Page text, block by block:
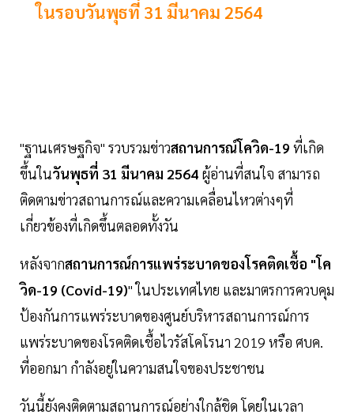
ในรอบวันพุธที่ 31 มีนาคม 2564
"ฐานเศรษฐกิจ" รวบรวมข่าวสถานการณ์โควิด-19 ที่เกิด
ขึ้นในวันพุธที่ 31 มีนาคม 2564 ผู้อ่านที่สนใจ สามารถ
ติดตามข่าวสถานการณ์และความเคลื่อนไหวต่างๆที่
เกี่ยวข้องที่เกิดขึ้นตลอดทั้งวัน
หลังจากสถานการณ์การแพร่ระบาดของโรคติดเชื้อ "โค
วิด-19 (Covid-19)" ในประเทศไทย และมาตรการควบคุม
ป้องกันการแพร่ระบาดของศูนย์บริหารสถานการณ์การ
แพร่ระบาดของโรคติดเชื้อไวรัสโคโรนา 2019 หรือ ศบค.
ที่ออกมา กำลังอยู่ในความสนใจของประชาชน
วันนี้ยังคงติดตามสถานการณ์อย่างใกล้ชิด โดยในเวลา